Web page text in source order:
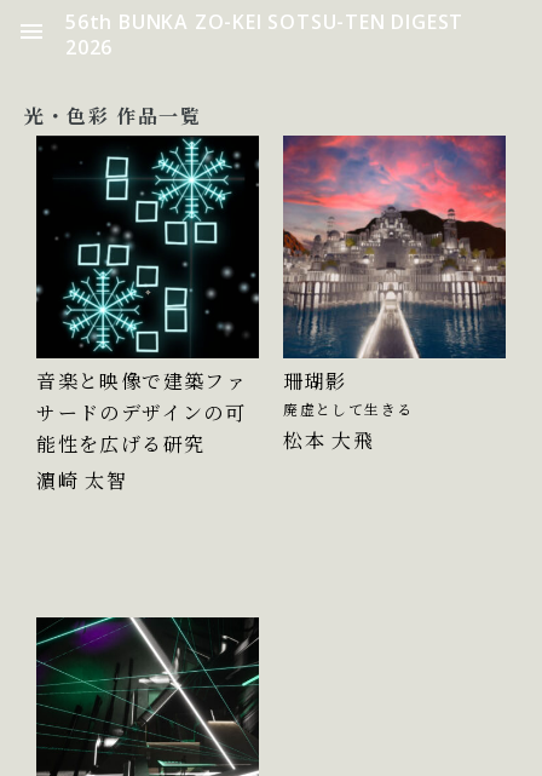
56th BUNKA ZO-KEI SOTSU-TEN DIGEST
2026
光・色彩 作品一覧
音楽と映像で建築ファ
サードのデザインの可
能性を広げる研究
濵崎 太智
珊瑚影
廃虚として生きる
松本 大飛